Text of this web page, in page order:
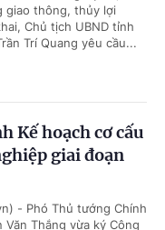
giao thông, thủy lợi
Chủ tịch UBND tỉnh
Trí Quang yêu cầu...
Kế hoạch cơ cấu
giai đoạn
- Phó Thủ tướng Chính
Văn Thắng vừa ký Công